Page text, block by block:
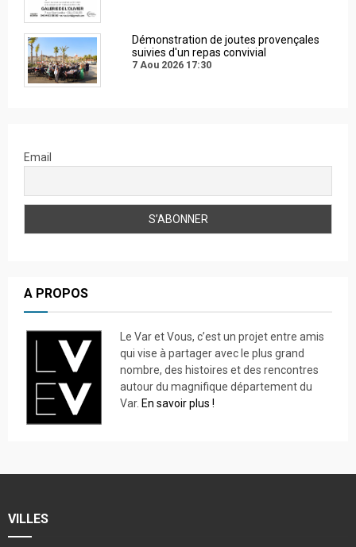
Démonstration de joutes provençales
suivies d'un repas convivial
7 Aou 2026 17:30
Email
A PROPOS
Le Var et Vous, c’est un projet entre amis
qui vise à partager avec le plus grand
nombre, des histoires et des rencontres
autour du magnifique département du
Var. En savoir plus !
VILLES